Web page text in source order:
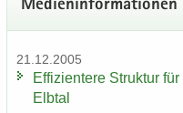
Me­di­en­in­for­ma­tio­nen
21.12.2005
Ef­fi­zi­en­te­re Struk­tur
Elb­tal